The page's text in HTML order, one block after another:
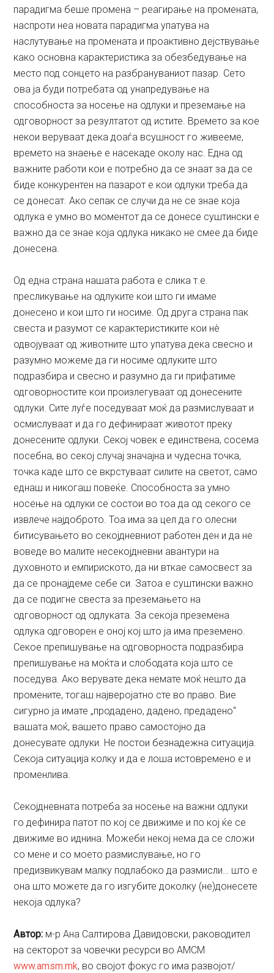
парадигма беше промена – реагирање на промената,
наспроти неа новата парадигма упатува на
наслутување на промената и проактивно дејствување
како основна карактеристика за обезбедување на
место под сонцето на разбрануваниот пазар. Сето
ова ја буди потребата од унапредување на
способноста за носење на одлуки и преземање на
одговорност за резултатот од истите. Времето за кое
некои веруваат дека доаѓа всушност го живееме,
времето на знаење е насекаде околу нас. Една од
важните работи кои е потребно да се знаат за да се
биде конкурентен на пазарот е кои одлуки треба да
се донесат. Ако сепак се случи да не се знае која
одлука е умно во моментот да се донесе суштински е
важно да се знае која одлука никако не смее да биде
донесена.
Од една страна нашата работа е слика т.е.
пресликување на одлуките кои што ги имаме
донесено и кои што ги носиме. Од друга страна пак
свеста и разумот се карактеристиките кои нè
одвојуваат од животните што упатува дека свесно и
разумно можеме да ги носиме одлуките што
подразбира и свесно и разумно да ги прифатиме
одговорностите кои произлегуваат од донесените
одлуки. Сите луѓе поседуваат моќ да размислуваат и
осмислуваат и да го дефинираат животот преку
донесените одлуки. Секој човек е единствена, сосема
посебна, во секој случај значајна и чудесна точка,
точка каде што се вкрстуваат силите на светот, само
еднаш и никогаш повеќе. Способноста за умно
носење на одлуки се состои во тоа да од секого се
извлече најдоброто. Тоа има за цел да го олесни
битисувањето во секојдневниот работен ден и да не
воведе во малите несекојдневни авантури на
духовното и емпириското, да ни вткае самосвест за
да се пронајдеме себе си. Затоа е суштински важно
да се подигне свеста за преземањето на
одговорност од одлуката. За секоја преземена
одлука одговорен е оној кој што ја има преземено.
Секое препишување на одговорноста подразбира
препишување на моќта и слободата која што се
поседува. Ако верувате дека немате моќ нешто да
промените, тогаш најверојатно сте во право. Вие
сигурно ја имате „продадено, дадено, предадено“
вашата моќ, вашето право самостојно да
донесувате одлуки. Не постои безнадежна ситуација.
Секоја ситуација колку и да е лоша истовремено е и
променлива.
Секојдневната потреба за носење на важни одлуки
го дефинира патот по кој се движиме и по кој ќе се
движиме во иднина. Можеби некој нема да се сложи
со мене и со моето размислување, но го
предизвикувам малку подлабоко да размисли… што е
она што можете да го изгубите доколку (не)донесете
некоја одлука?
Aвтор: м-р Ана Салтирова Давидовски, раководител
на секторот за човечки ресурси во АМСМ
www.amsm.mk, во својот фокус го има развојот/